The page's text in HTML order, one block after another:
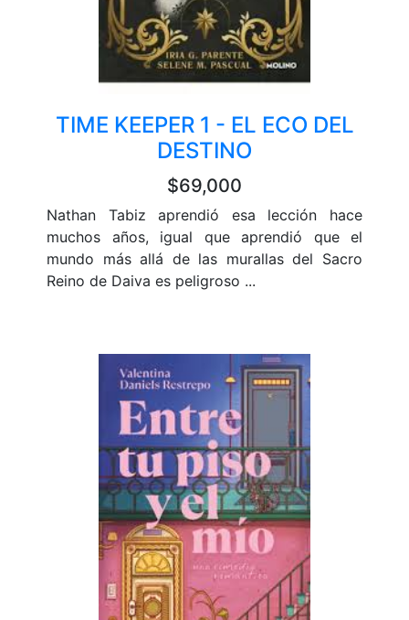
TIME KEEPER 1 - EL ECO DEL
DESTINO
$69,000
Nathan Tabiz aprendió esa lección hace
muchos años, igual que aprendió que el
mundo más allá de las murallas del Sacro
Reino de Daiva es peligroso ...